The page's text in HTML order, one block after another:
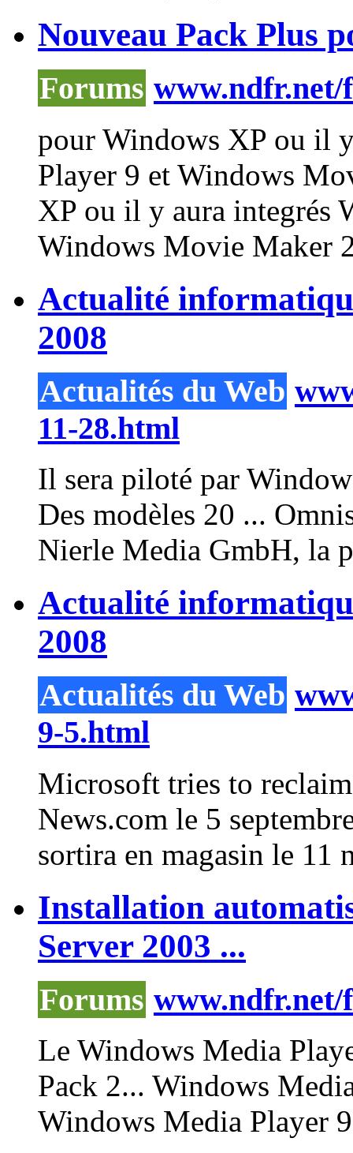
Nouveau Pack Plus
Forums www.ndfr.net/
pour Windows XP ou il
Player 9 et Windows
XP ou il y aura integrés
Windows Movie Maker
Actualité
2008
Actualités du Web
11-28.html
Il sera piloté par
Des modèles 20 ...
Nierle Media GmbH, la
Actualité
2008
Actualités du Web
9-5.html
Microsoft tries to
News.com le 5
sortira en magasin le 11
Installation
Server 2003 ...
Forums www.ndfr.net/
Le Windows Media
Pack 2... Windows
Windows Media Player